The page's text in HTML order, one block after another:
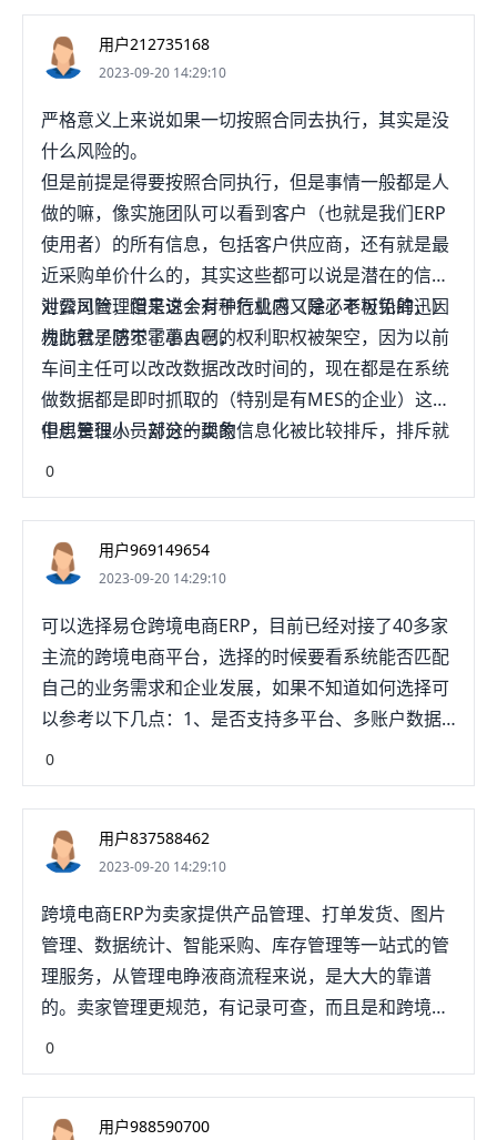
适合的版本，而且店铺数慧敏或者是营业额不同，都
可以选择适合的版本，总之，软件的功能还知碧游是
很完善的。据不少用户的评价来看，还是很不错的，
并且有94%的续约率，可以说，积加erp还是非常获
得认可的。
用户212735168
2023-09-20 14:29:10
严格意义上来说如果一切按照合同去执行，其实是没
什么风险的。
但是前提是得要按照合同执行，但是事情一般都是人
做的嘛，像实施团队可以看到客户（也就是我们ERP
使用者）的所有信息，包括客户供应商，还有就是最
近采购单价什么的，其实这些都可以说是潜在的信息
泄露风险，但是这个对于行业内又是必不可免的，因
为防君子防不了小人啊，
对公司管理蹭来说会有种危机感（除了老板铅肆迅）
槐此就是感觉雹薯自己的权利职权被架空，因为以前
车间主任可以改改数据改改时间的，现在都是在系统
做数据都是即时抓取的（特别是有MES的企业）这些
中层管理人员对这一类的信息化被比较排斥，排斥就
会引起他们的流动。。。
但也是很小一部分的现象
0
用户969149654
2023-09-20 14:29:10
可以选择易仓跨境电商ERP，目前已经对接了40多家
主流的跨境电商平台，选择的时候要看系统能否匹配
自己的业务需求和企业发展，如果不知道如何选择可
以参考以下几点：1、是否支持多平台、多账户数据
交互一款功能完善的ERP可以帮助卖家进行跨境电商
全流程的管理，无需再使用额外的仓储管理软件、财
务管理软件等。这不仅仅如桐只是节省了成本，更重
要的是在数汪橡碰据的交互上增加了工作量，需要重
新导入和导出数据。而跨境电商ERP系统的困谈初衷
就是自动化、流程化进行管理。2、服务商对接是否
完善一款好的ERP除了自身功能完善之外还需要方便
跨境卖家使用，国际货代物流、海外仓、支付收款平
台是否对接完善，是否支持各项查询插件也非常重
功能方便卖家进行数据互通和二次分析；开放的API
接口则方便对接其他第三方平台进行数据传输。都是
中大型卖家非常看重的功能。4、数据安全和历史数
0
用户837588462
2023-09-20 14:29:10
跨境电商ERP为卖家提供产品管理、打单发货、图片
管理、数据统计、智能采购、库存管理等一站式的管
理服务，从管理电睁液商流程来说，是大大的靠谱
的。卖家管理更规范，有记录可查，而且是和跨境平
台实现自动连接的。比如你在Rakuten法国有两个店
铺，有的ERP软件账户，还能同时授权多个店铺，一
个主账号可以有多个子账号，方便团唯谨队协作。和
手动接单打单统计相比，能悉山物提供团队效率。
0
用户988590700